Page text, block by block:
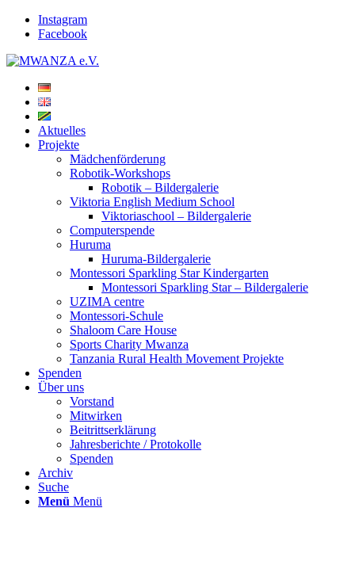
Instagram
Facebook
Aktuelles
Projekte
Mädchenförderung
Robotik-Workshops
Robotik – Bildergalerie
Viktoria English Medium School
Viktoriaschool – Bildergalerie
Computerspende
Huruma
Huruma-Bildergalerie
Montessori Sparkling Star Kindergarten
Montessori Sparkling Star – Bildergalerie
UZIMA centre
Montessori-Schule
Shaloom Care House
Sports Charity Mwanza
Tanzania Rural Health Movement Projekte
Spenden
Über uns
Vorstand
Mitwirken
Beitrittserklärung
Jahresberichte / Protokolle
Spenden
Archiv
Suche
Menü Menü